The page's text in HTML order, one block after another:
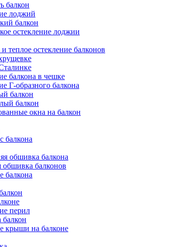
балкон
лоджий
балкон
остекление лоджии
теплое остекление балконов
балкона в чешке
Г-образного балкона
балкон
балкон
окна на балкон
балкона
обшивка балкона
балконов
балкона
перил
крыши на балконе